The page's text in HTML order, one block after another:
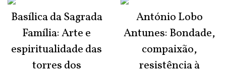
Basílica da Sagrada
Família: Arte e
espiritualidade das
torres dos
António Lobo
Antunes: Bondade,
compaixão,
resistência à